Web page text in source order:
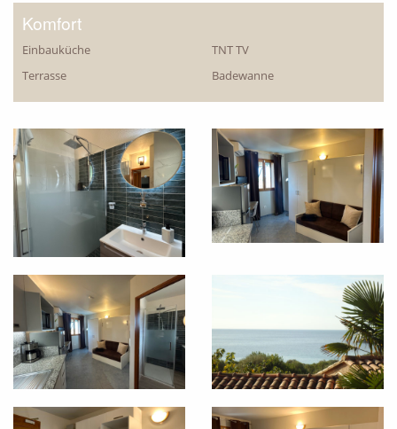
Komfort
Einbauküche
TNT TV
Terrasse
Badewanne